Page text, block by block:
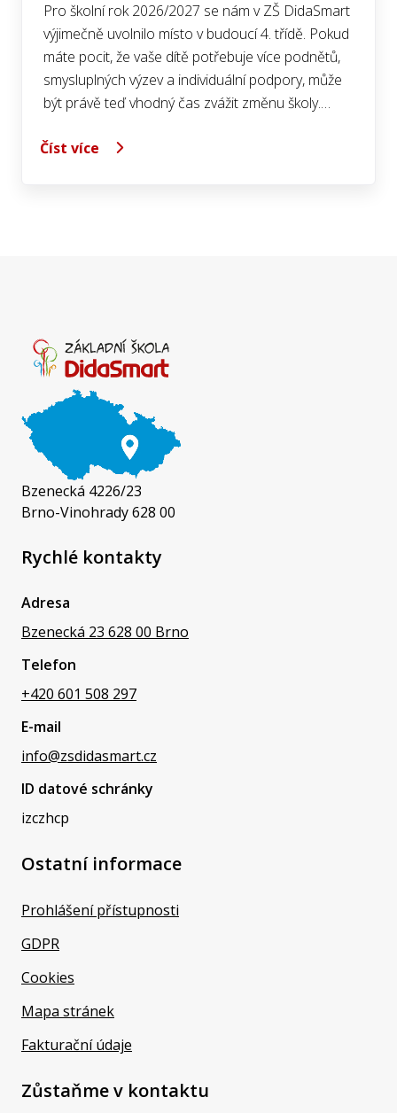
Pro školní rok 2026/2027 se nám v ZŠ DidaSmart
výjimečně uvolnilo místo v budoucí 4. třídě. Pokud
máte pocit, že vaše dítě potřebuje více podnětů,
smysluplných výzev a individuální podpory, může
být právě teď vhodný čas zvážit změnu školy.…
Číst více
Bzenecká 4226/23
Brno-Vinohrady 628 00
Rychlé kontakty
Adresa
Bzenecká 23 628 00 Brno
Telefon
+420 601 508 297
E-mail
info@zsdidasmart.cz
ID datové schránky
izczhcp
Ostatní informace
Prohlášení přístupnosti
GDPR
Cookies
Mapa stránek
Fakturační údaje
Zůstaňme v kontaktu